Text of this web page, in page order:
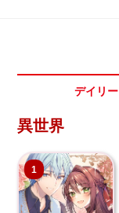
デイリー
異世界
1